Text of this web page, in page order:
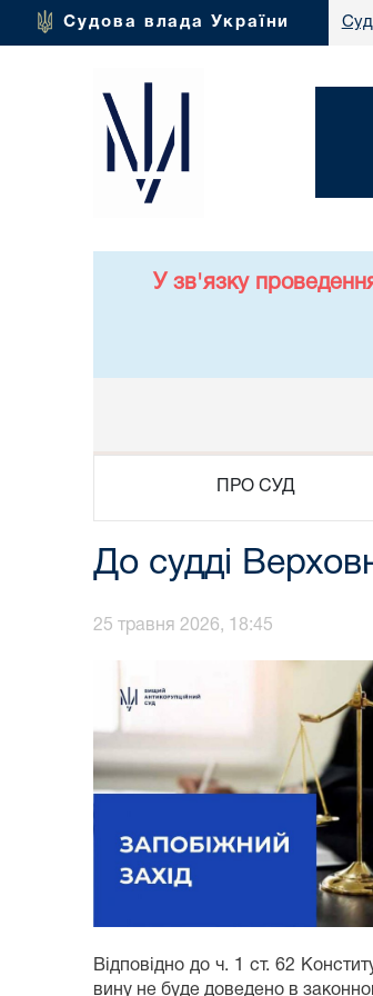
Судова влада України
У зв'язку
ПРО СУД
До судді
25 травня 2026, 18:45
Відповідно до ч. 1 ст. 62
вину не буде доведено в